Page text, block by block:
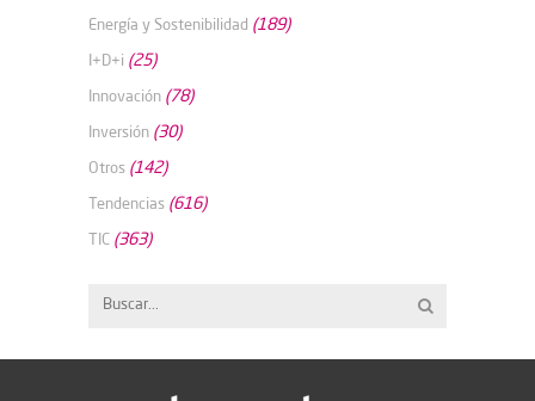
Energía y Sostenibilidad (189)
I+D+i (25)
Innovación (78)
Inversión (30)
Otros (142)
Tendencias (616)
TIC (363)